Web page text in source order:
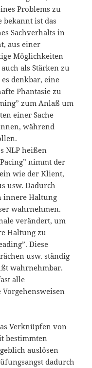
Problems zu
bekannt ist das
Sachverhalts in
aus einer
Möglichkeiten
als Stärken zu
denkbar, eine
Phantasie zu
zum Anlaß um
einer Sache
während
NLP heißen
nimmt der
wie der Klient,
usw. Dadurch
innere Haltung
wahrnehmen.
verändert, um
Haltung zu
Diese
usw. ständig
wahrnehmbar.
alle
Verknüpfen von
bestimmten
auslösen
dadurch